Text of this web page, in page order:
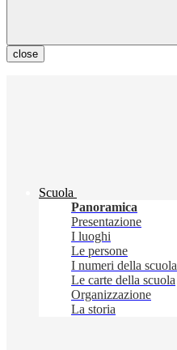
close
Scuola
Panoramica
Presentazione
I luoghi
Le persone
I numeri della scuola
Le carte della scuola
Organizzazione
La storia